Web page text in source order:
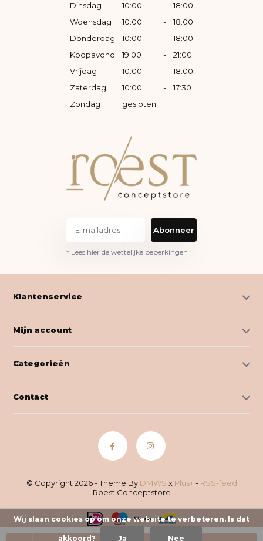
Dinsdag
10:00 -
18:00
Woensdag
10:00 -
18:00
Donderdag
10:00 -
18:00
Koopavond
19:00 -
21:00
Vrijdag
10:00 -
18:00
Zaterdag
10:00 -
17:30
Zondag
gesloten
Abonneer
* Lees hier de wettelijke beperkingen
Klantenservice
Mijn account
Categorieën
Contact
© Copyright 2026 - Theme By DMWS x Plus+ - RSS-feed
Roest Conceptstore
Wij slaan cookies op om onze website te verbeteren. Is dat
akkoord? Ja Nee